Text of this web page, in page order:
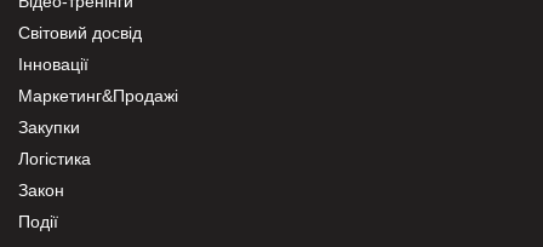
Світовий досвід
Інновації
Маркетинг&Продажі
Закупки
Логістика
Закон
Події